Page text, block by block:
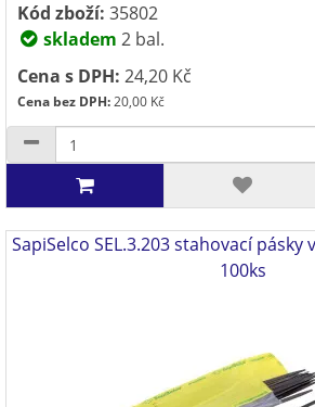
Kód zboží: 35802
skladem 2 bal.
Cena s DPH: 24,20 Kč
Cena bez DPH:20,00 Kč
SapiSelco SEL.3.203 stahovací pásky
100ks